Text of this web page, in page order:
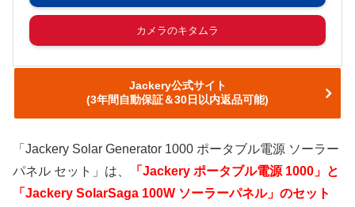
カメラのキタムラ
Jackery公式サイト
(3年間自動保証＆30日以内返品可能)
「Jackery Solar Generator 1000 ポータブル電源 ソーラー
パネル セット」は、
「Jackery ポータブル電源 1000」と
「Jackery SolarSaga 100W ソーラーパネル」のセット